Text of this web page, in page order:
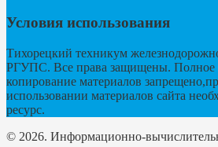
Условия использования
Тихорецкий техникум
РГУПС. Все права защищены. Полное
копирование материалов
использовании материалов сайта
ресурс.
© 2026. Информационно-